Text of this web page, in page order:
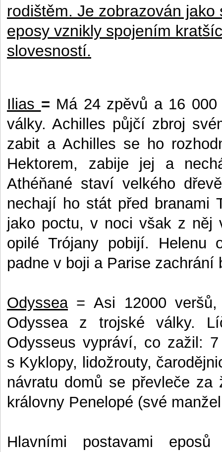
rodištěm. Je zobrazován
eposy vznikly spojením
slovesností.
Ilias = Má 24 zpěvů a 16
války. Achilles půjčí zbroj
zabit a Achilles se ho
Hektorem, zabije jej a
Athéňané staví velkého
nechají ho stát před branami
jako poctu, v noci však z něj
opilé Trójany pobijí. Helenu
padne v boji a Parise zachrání
Odyssea= Asi 12000
Odyssea z trojské války.
Odysseus vypráví, co zažil:
s Kyklopy, lidožrouty,
návratu domů se převleče
královny Penelopé (své
Hlavními postavami